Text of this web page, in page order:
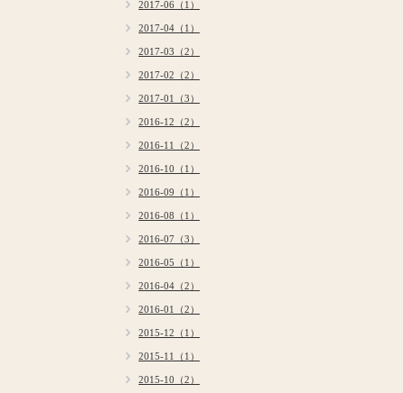
2017-06（1）
2017-04（1）
2017-03（2）
2017-02（2）
2017-01（3）
2016-12（2）
2016-11（2）
2016-10（1）
2016-09（1）
2016-08（1）
2016-07（3）
2016-05（1）
2016-04（2）
2016-01（2）
2015-12（1）
2015-11（1）
2015-10（2）